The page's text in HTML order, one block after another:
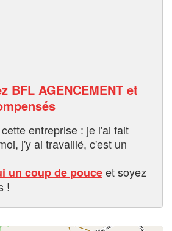
BFL AGENCEMENT et
entreprise : je l'ai fait
j'y ai travaillé, c'est un
un coup de pouceet soyez
!